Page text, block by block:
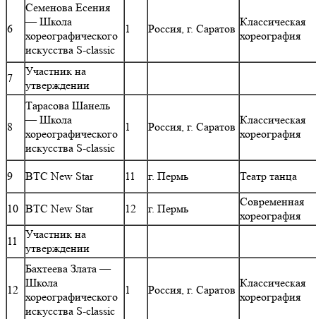
6
Семенова Есения
— Школа
хореографического
искусства S-classic
1 Россия, г. Саратов
Классическая
хореография
7
Участник на
утверждении
8
Тарасова Шанель
— Школа
хореографического
искусства S-classic
1 Россия, г. Саратов
Классическая
хореография
9 ВТС New Star 11 г. Пермь Театр танца
10 ВТС New Star 12 г. Пермь
Современная
хореография
11
Участник на
утверждении
12
Бахтеева Злата —
Школа
хореографического
искусства S-classic
1 Россия, г. Саратов
Классическая
хореография